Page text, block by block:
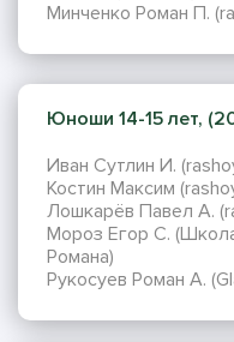
Минченко Роман П.
Юноши 14-15 лет,
Иван Сутлин И.
Костин Максим
Лошкарёв Павел А.
Мороз Егор С.
Романа)
Рукосуев Роман А.